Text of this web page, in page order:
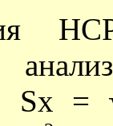
Sx =